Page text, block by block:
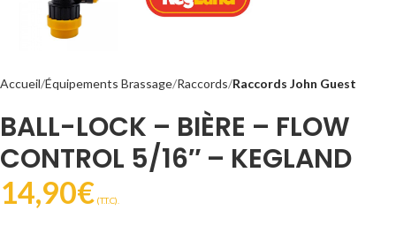
Accueil Équipements Brassage Raccords Raccords John Guest
BALL-LOCK – BIÈRE – FLOW
CONTROL 5/16″ – KEGLAND
14,90€ (T.T.C).